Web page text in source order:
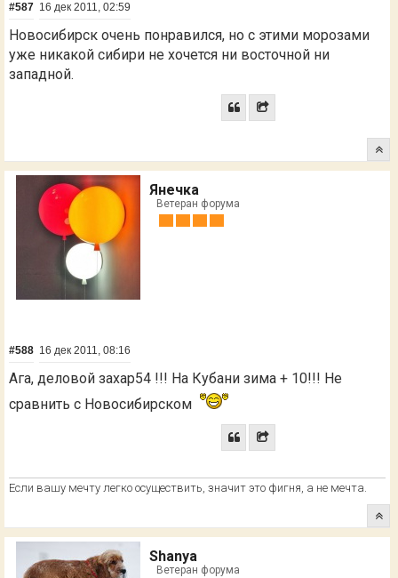
#587 16 дек 2011, 02:59
Новосибирск очень понравился, но с этими морозами
уже никакой сибири не хочется ни восточной ни
западной.
Янечка
Ветеран форума
#588 16 дек 2011, 08:16
Ага, деловой захар54 !!! На Кубани зима + 10!!! Не
сравнить с Новосибирском
Если вашу мечту легко осуществить, значит это фигня, а не мечта.
Shanya
Ветеран форума